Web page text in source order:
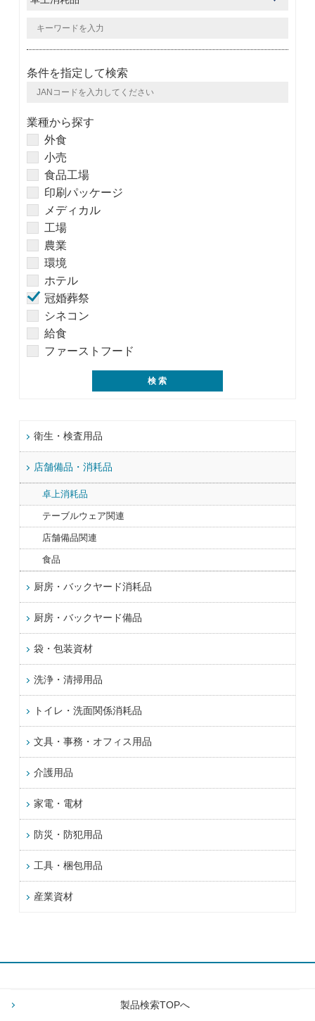
条件を指定して検索
業種から探す
外食
小売
食品工場
印刷パッケージ
メディカル
工場
農業
環境
ホテル
冠婚葬祭
シネコン
給食
ファーストフード
衛生・検査用品
店舗備品・消耗品
卓上消耗品
テーブルウェア関連
店舗備品関連
食品
厨房・バックヤード消耗品
厨房・バックヤード備品
袋・包装資材
洗浄・清掃用品
トイレ・洗面関係消耗品
文具・事務・オフィス用品
介護用品
家電・電材
防災・防犯用品
工具・梱包用品
産業資材
製品検索TOPへ